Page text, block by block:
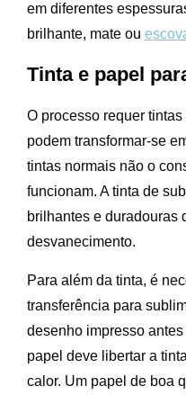
em diferentes
brilhante, mate ou
Tinta e papel
O processo requer
podem transformar-se
tintas normais não o
funcionam. A tinta de
brilhantes e duradouras
desvanecimento.
Para além da tinta, é
transferência para
desenho impresso
papel deve libertar a
calor. Um papel de boa